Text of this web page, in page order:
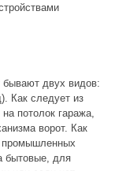
бывают двух видов:
Как следует из
потолок гаража,
ворот. Как
промышленных
бытовые, для